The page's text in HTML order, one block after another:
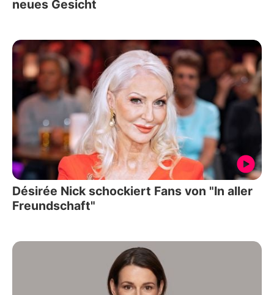
neues Gesicht
Désirée Nick schockiert Fans von "In aller
Freundschaft"